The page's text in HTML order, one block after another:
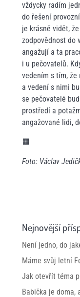
vždycky radím
do řešení
je krásně vidět,
zodpovědnost do
angažují a ta
i u pečovatelů.
vedením s tím, že
a vedení s nimi
se pečovatelé
prostředí a
angažované lidi,
🟧
Foto: Václav
Nejnovější
Není jedno, do
Máme svůj letní
Jak otevřít téma
Babička je doma,